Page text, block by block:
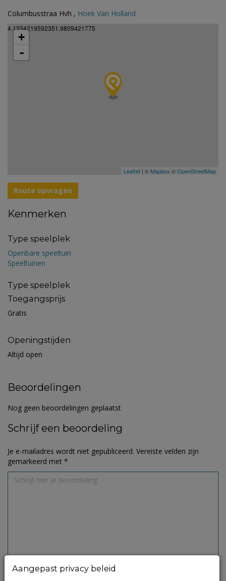
Columbusstraa Hvh , Hoek Van Holland
4.1334219592351.9809421775
+
-
Leaflet | © Mapbox ©OpenStreetMap
Route opvragen
Kenmerken
Type speelplek
Openbare speeltuin
Speeltuinen
Type speelplek
Toegangsprijs
Gratis
Openingstijden
Altijd open
Beoordelingen
Nog geen beoordelingen geplaatst
Schrijf een beoordeling
Je e-mailadres wordt niet gepubliceerd. Vereiste velden zijn
gemarkeerd met *
Aangepast privacy beleid